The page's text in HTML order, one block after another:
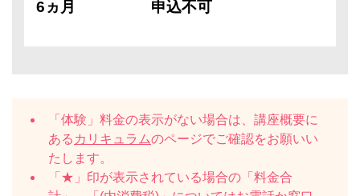
6ヵ月 申込不可
「体験」料金の表示がない場合は、講座概要に
ある カリキュラムのページでご確認をお願いい
たします。
「★」印が表示されている場合の「料金合